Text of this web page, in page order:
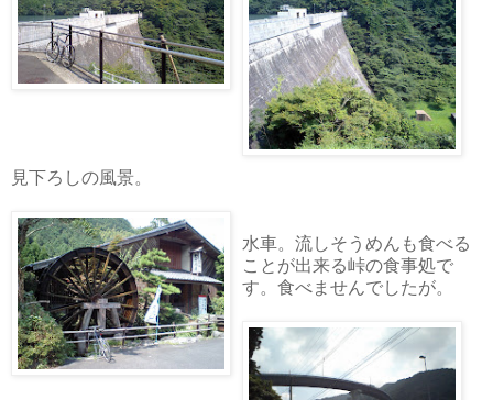
見下ろしの風景。
水車。流しそうめんも食べる
ことが出来る峠の食事処で
す。食べませんでしたが。